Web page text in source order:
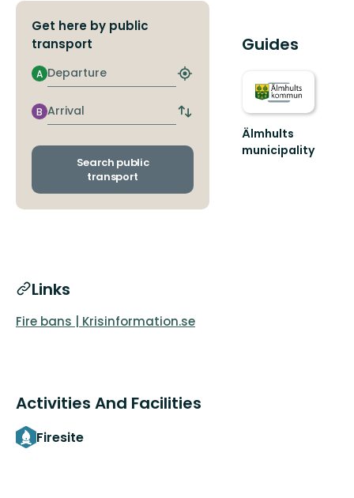
Get here by public
transport
Departure
A
Find
stop
Arrival
B
Switch
and
Search public
transport
Links
Fire bans | Krisinformation.se
Activities And Facilities
Firesite
Guides
Älmhults
municipality